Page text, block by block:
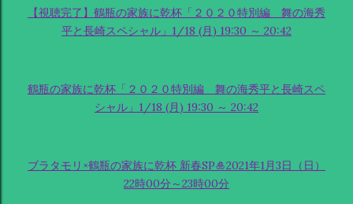
【視聴完了】鶴瓶の家族に乾杯「２０２０特別編 舞の海秀
平と長崎スペシャル」1/18 (月) 19:30 ～ 20:42
鶴瓶の家族に乾杯「２０２０特別編 舞の海秀平と長崎スペ
シャル」1/18 (月) 19:30 ～ 20:42
ブラタモリ×鶴瓶の家族に乾杯 新春SP🎍2021年1月3日（日）
22時00分～23時00分